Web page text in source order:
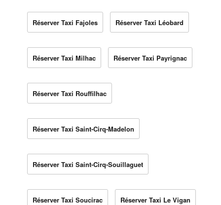
Réserver Taxi Fajoles Réserver Taxi Léobard
Réserver Taxi Milhac Réserver Taxi Payrignac
Réserver Taxi Rouffilhac
Réserver Taxi Saint-Cirq-Madelon
Réserver Taxi Saint-Cirq-Souillaguet
Réserver Taxi Soucirac Réserver Taxi Le Vigan